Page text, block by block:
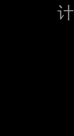
计